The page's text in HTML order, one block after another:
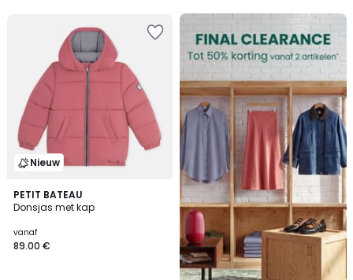
Nieuw
PETIT BATEAU
Donsjas met kap
vanaf
89.00 €
FINAL
CLEARANCE